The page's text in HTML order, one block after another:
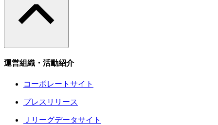
運営組織・活動紹介
コーポレートサイト
プレスリリース
Ｊリーグデータサイト